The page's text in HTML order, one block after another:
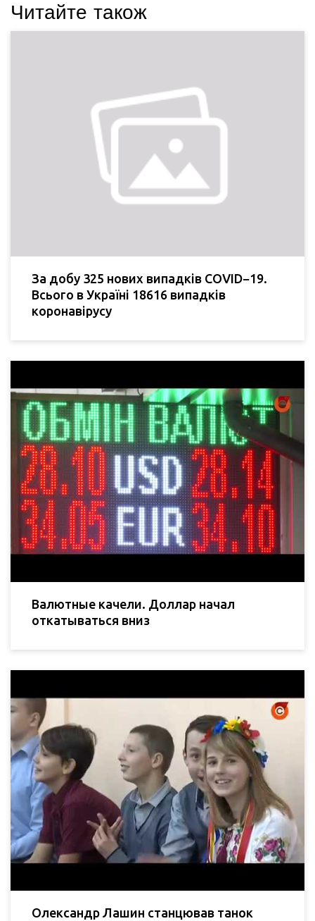
Читайте також
За добу 325 нових випадків COVID−19.
Всього в Україні 18616 випадків
коронавірусу
Валютные качели. Доллар начал
откатываться вниз
Олександр Лашин станцював танок